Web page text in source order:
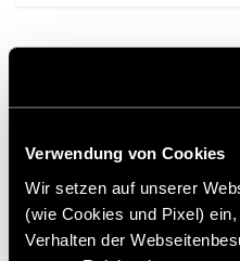
Verwendung von Cookies
Wir setzen auf unserer
(wie Cookies und Pixel)
Verhalten der